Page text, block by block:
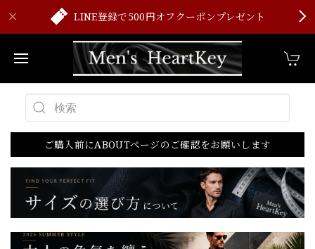
LINE登録で500円オフクーポンプレゼント
ご購入前にABOUTページのご確認をお願いします